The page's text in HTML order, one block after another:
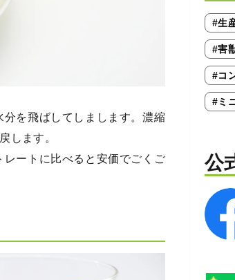
を飛ばしてしまします。濃縮
します。
ートに比べると安価でごくご
#生
#害
#コ
#ミ
公